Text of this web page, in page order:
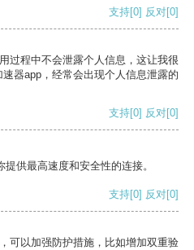
支持[0] 反对[0]
过程中不会泄露个人信息，这让我很
器app，经常会出现个人信息泄露的
支持[0] 反对[0]
供最高速度和安全性的连接。
支持[0] 反对[0]
可以加强防护措施，比如增加双重验